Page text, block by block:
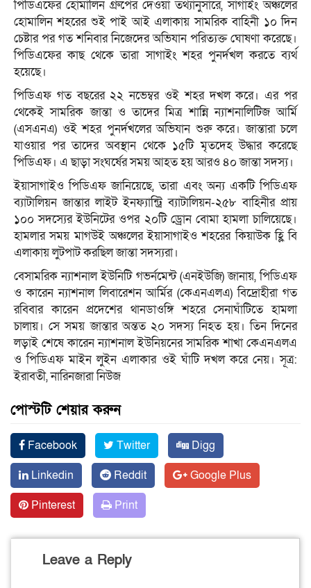
পিডিএফের হোমালিন গ্রুপের দেওয়া তথ্যানুসারে, সাগাইং অঞ্চলের
হোমালিন শহরের শুই পাই আই এলাকায় সামরিক বাহিনী ১০ দিন
চেষ্টার পর গত শনিবার নিজেদের অভিযান পরিত্যক্ত ঘোষণা করেছে।
পিডিএফের কাছ থেকে তারা সাগাইং শহর পুনর্দখল করতে ব্যর্থ
হয়েছে।
পিডিএফ গত বছরের ২২ নভেম্বর ওই শহর দখল করে। এর পর
থেকেই সামরিক জান্তা ও তাদের মিত্র শান্নি ন্যাশনালিটিজ আর্মি
(এসএনএ) ওই শহর পুনর্দখলের অভিযান শুরু করে। জান্তারা চলে
যাওয়ার পর তাদের অবস্থান থেকে ১৫টি মৃতদেহ উদ্ধার করেছে
পিডিএফ। এ ছাড়া সংঘর্ষের সময় আহত হয় আরও ৪০ জান্তা সদস্য।
ইয়াসাগাইও পিডিএফ জানিয়েছে, তারা এবং অন্য একটি পিডিএফ
ব্যাটালিয়ন জান্তার লাইট ইনফ্যান্ট্রি ব্যাটালিয়ন-২৫৮ বাহিনীর প্রায়
১০০ সদস্যের ইউনিটের ওপর ২০টি ড্রোন বোমা হামলা চালিয়েছে।
হামলার সময় মাগউই অঞ্চলের ইয়াসাগাইও শহরের কিয়াউক হ্লি বি
এলাকায় লুটপাট করছিল জান্তা সদস্যরা।
বেসামরিক ন্যাশনাল ইউনিটি গভর্নমেন্ট (এনইউজি) জানায়, পিডিএফ
ও কারেন ন্যাশনাল লিবারেশন আর্মির (কেএনএলএ) বিদ্রোহীরা গত
রবিবার কারেন প্রদেশের থানডাওঙ্গি শহরে সেনাঘাঁটিতে হামলা
চালায়। সে সময় জান্তার অন্তত ২০ সদস্য নিহত হয়। তিন দিনের
লড়াই শেষে কারেন ন্যাশনাল ইউনিয়নের সামরিক শাখা কেএনএলএ
ও পিডিএফ মাইন লুইন এলাকার ওই ঘাঁটি দখল করে নেয়। সূত্র:
ইরাবতী, নারিনজারা নিউজ
পোস্টটি শেয়ার করুন
Facebook Twitter
Digg
Linkedin
Reddit
Google Plus
Pinterest
Print
Leave a Reply